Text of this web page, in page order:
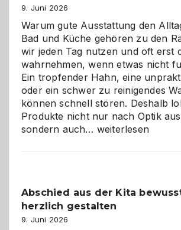
9. Juni 2026
Warum gute Ausstattung den
Bad und Küche gehören zu den
wir jeden Tag nutzen und oft erst
wahrnehmen, wenn etwas nicht
Ein tropfender Hahn, eine
oder ein schwer zu reinigendes
können schnell stören. Deshalb
Produkte nicht nur nach Optik
sondern auch… Bad
verstehen
weiterlesen
Abschied aus der Kita
herzlich gestalten
9. Juni 2026